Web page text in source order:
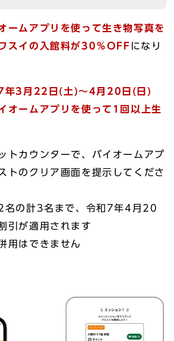
ームアプリを使って生き物写真を
スイの入館料が30％OFF になり
年3月22日(土)〜4月20日(日)
オームアプリを使って1回以上生
トカウンターで、バイオームアプ
トのクリア画面を提示してくださ
名の計3名まで、令和7年4月20
引が適用されます
用はできません